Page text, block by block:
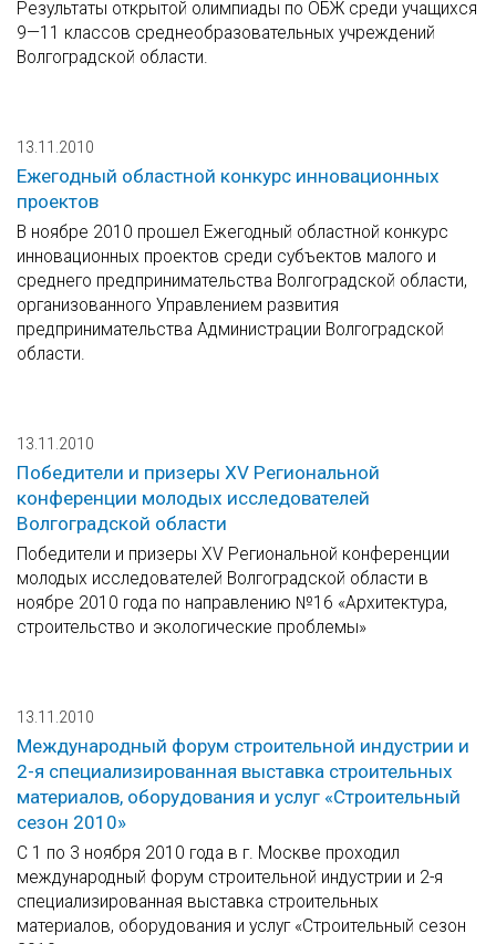
Результаты открытой олимпиады по ОБЖ среди учащихся
9—11 классов среднеобразовательных учреждений
Волгоградской области.
13.11.2010
Ежегодный областной конкурс инновационных
проектов
В ноябре 2010 прошел Ежегодный областной конкурс
инновационных проектов среди субъектов малого и
среднего предпринимательства Волгоградской области,
организованного Управлением развития
предпринимательства Администрации Волгоградской
области.
13.11.2010
Победители и призеры XV Региональной
конференции молодых исследователей
Волгоградской области
Победители и призеры XV Региональной конференции
молодых исследователей Волгоградской области в
ноябре 2010 года по направлению №16 «Архитектура,
строительство и экологические проблемы»
13.11.2010
Международный форум строительной индустрии и
2-я специализированная выставка строительных
материалов, оборудования и услуг «Строительный
сезон 2010»
С 1 по 3 ноября 2010 года в г. Москве проходил
международный форум строительной индустрии и 2-я
специализированная выставка строительных
материалов, оборудования и услуг «Строительный сезон